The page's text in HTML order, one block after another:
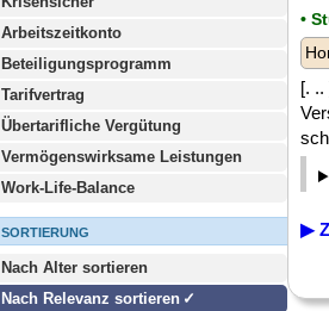
Arbeitszeitkonto
Beteiligungsprogramm
Tarifvertrag
Übertarifliche Vergütung
Vermögenswirksame Leistungen
Work-Life-Balance
SORTIERUNG
Nach Alter sortieren
Nach Relevanz sortieren
•
[.
▶